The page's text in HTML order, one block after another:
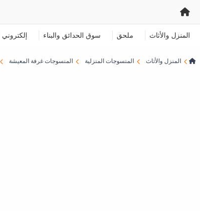
المنزل والأثاث ملحق سوق الحدائق والبناء إلكتروني
المنزل والأثاث المنسوجات المنزلية المنسوجات غرفة المعيشة